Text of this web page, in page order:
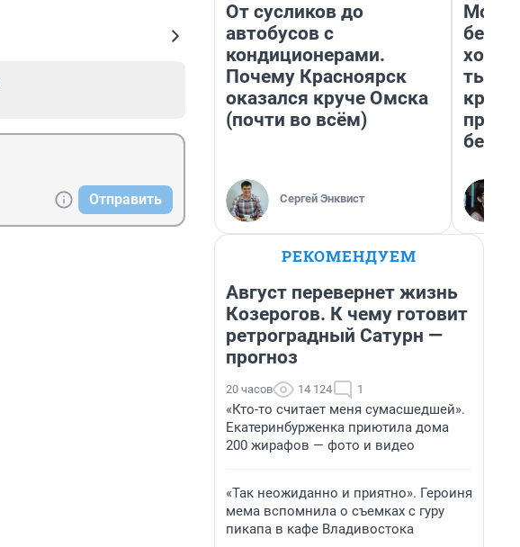
Отправить
От сусликов до
автобусов с
кондиционерами.
Почему Красноярск
оказался круче Омска
(почти во всём)
Сергей Энквист
Мой
РЕКОМЕНДУЕМ
Август перевернет жизнь
Козерогов. К чему готовит
ретроградный Сатурн —
прогноз
20 часов 14 124 1
«Кто-то считает меня сумасшедшей».
Екатеринбурженка приютила дома
200 жирафов — фото и видео
«Так неожиданно и приятно». Героиня
мема вспомнила о съемках с гуру
пикапа в кафе Владивостока